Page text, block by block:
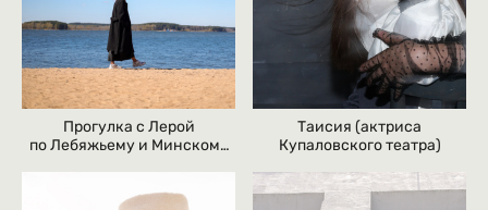
Прогулка с Лерой
по Лебяжьему и Минскому
Таисия (актриса
Купаловского театра)